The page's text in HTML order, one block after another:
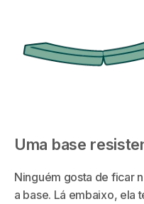
Uma base
Ninguém gosta de ficar
a base. Lá embaixo, ela